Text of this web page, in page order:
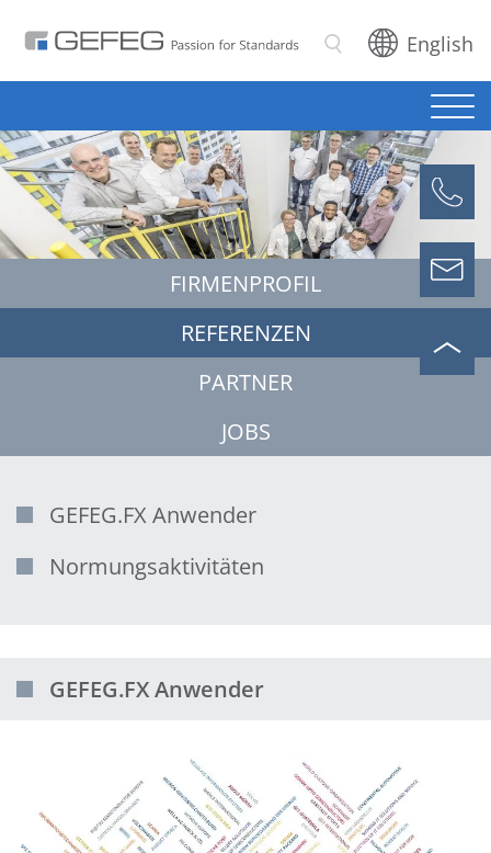
SuchenEnglish
FIRMENPROFIL
REFERENZEN
PARTNER
JOBS
GEFEG.FX Anwender
Normungsaktivitäten
GEFEG.FX Anwender